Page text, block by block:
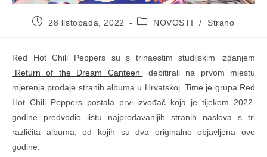
Objava28 listopada, 2022
Kategorija
NOVOSTI / Strano
Red Hot Chili Peppers su s trinaestim studijskim izdanjem
”Return of the Dream Canteen”debitirali na prvom mjestu
mjerenja prodaje stranih albuma u Hrvatskoj. Time je grupa Red
Hot Chili Peppers postala prvi izvođač koja je tijekom 2022.
godine predvodio listu najprodavanijih stranih naslova s tri
različita albuma, od kojih su dva originalno objavljena ove
godine.